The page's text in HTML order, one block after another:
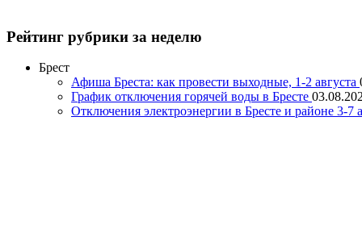
Рейтинг рубрики за неделю
Брест
Афиша Бреста: как провести выходные, 1-2 августа
График отключения горячей воды в Бресте
Отключения электроэнергии в Бресте и районе 3-7